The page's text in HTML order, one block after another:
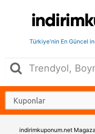
Türkiye'nin En Güncel
indirimkuponum.net